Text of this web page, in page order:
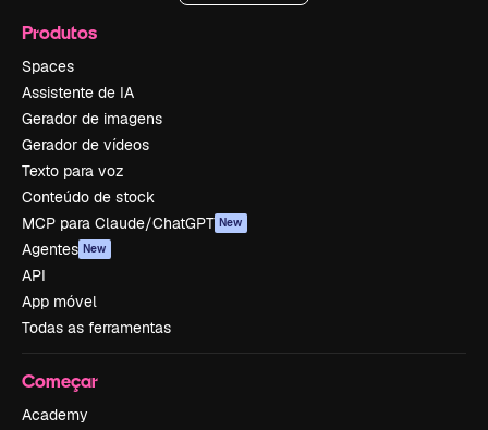
Produtos
Spaces
Assistente de IA
Gerador de imagens
Gerador de vídeos
Texto para voz
Conteúdo de stock
MCP para Claude/ChatGPT New
Agentes New
API
App móvel
Todas as ferramentas
Começar
Academy